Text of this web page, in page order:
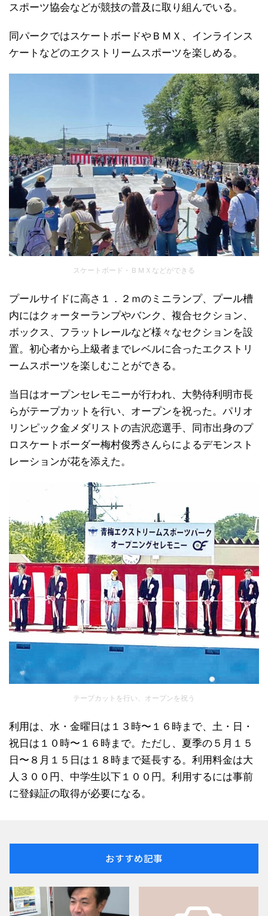
スポーツ協会などが競技の普及に取り組んでいる。
同パークではスケートボードやＢＭＸ、インラインス
ケートなどのエクストリームスポーツを楽しめる。
スケートボード・ＢＭＸなどができる
プールサイドに高さ１．２ｍのミニランプ、プール槽
内にはクォーターランプやバンク、複合セクション、
ボックス、フラットレールなど様々なセクションを設
置。初心者から上級者までレベルに合ったエクストリ
ームスポーツを楽しむことができる。
当日はオープンセレモニーが行われ、大勢待利明市長
らがテープカットを行い、オープンを祝った。パリオ
リンピック金メダリストの吉沢恋選手、同市出身のプ
ロスケートボーダー梅村俊秀さんらによるデモンスト
レーションが花を添えた。
テープカットを行い、オープンを祝う
利用は、水・金曜日は１３時〜１６時まで、土・日・
祝日は１０時〜１６時まで。ただし、夏季の５月１５
日〜８月１５日は１８時まで延長する。利用料金は大
人３００円、中学生以下１００円。利用するには事前
に登録証の取得が必要になる。
おすすめ記事